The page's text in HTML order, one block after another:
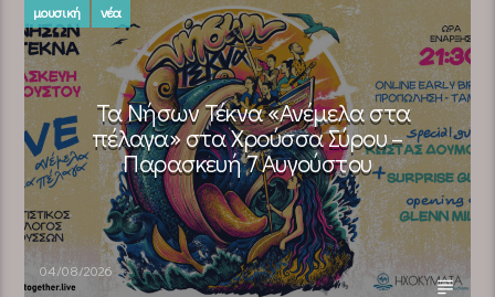
μουσική νέα
Τα Νήσων Τέκνα «Ανέμελα στα
πέλαγα» στα Χρούσσα Σύρου –
Παρασκευή 7 Αυγούστου
04/08/2026